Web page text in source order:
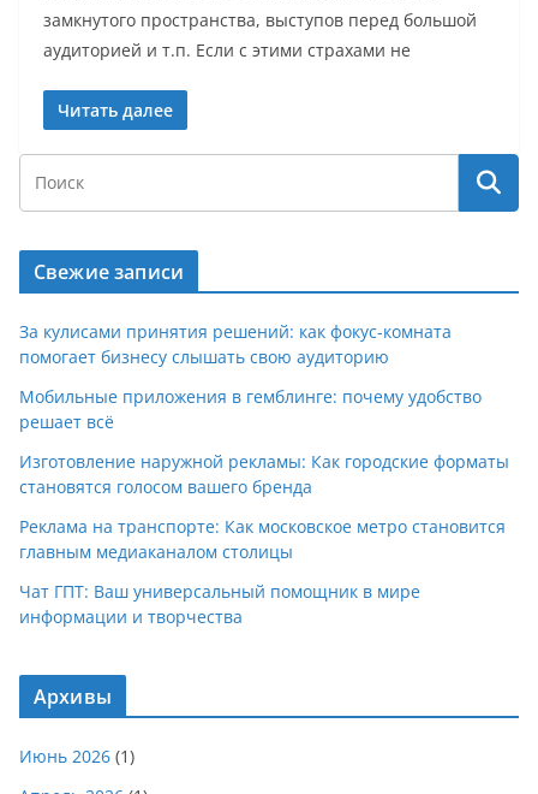
замкнутого пространства, выступов перед большой
аудиторией и т.п. Если с этими страхами не
Читать далее
Свежие записи
За кулисами принятия решений: как фокус-комната
помогает бизнесу слышать свою аудиторию
Мобильные приложения в гемблинге: почему удобство
решает всё
Изготовление наружной рекламы: Как городские форматы
становятся голосом вашего бренда
Реклама на транспорте: Как московское метро становится
главным медиаканалом столицы
Чат ГПТ: Ваш универсальный помощник в мире
информации и творчества
Архивы
Июнь 2026 (1)